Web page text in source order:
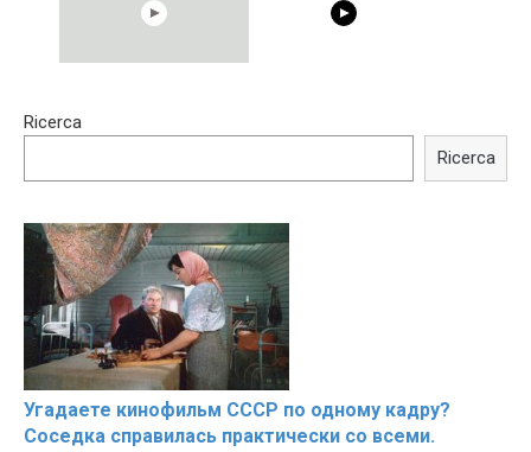
Shocking illusion - Pretty
Trying BOLLYWOOD
Ricerca
Ricerca
Угадаете кинофильм СССР по одному кадру?
Соседка справилась практически со всеми.